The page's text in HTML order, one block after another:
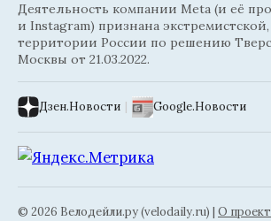
Деятельность компании Meta (и её
и Instagram) признана
территории России по решению
Москвы от 21.03.2022.
Дзен.Новости | Google.Новости
© 2026 Велодейли.ру (velodaily.ru) | О